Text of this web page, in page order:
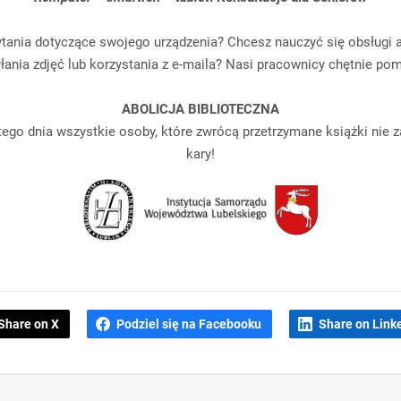
dotyczące swojego urządzenia? Chcesz nauczyć się obsługi
zdjęć lub korzystania z e-maila? Nasi pracownicy chętnie
ABOLICJA BIBLIOTECZNA
dnia wszystkie osoby, które zwrócą przetrzymane książki nie
kary!
on X Podziel się na Facebooku Share on